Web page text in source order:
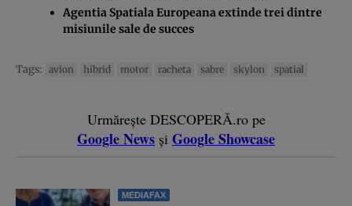
Agentia Spatiala Europeana extinde trei dintre
misiunile sale de succes
Tags: avion hibrid motor racheta sabre skylon spatial
Urmărește DESCOPERĂ.ro pe
Google News și Google Showcase
MEDIAFAX